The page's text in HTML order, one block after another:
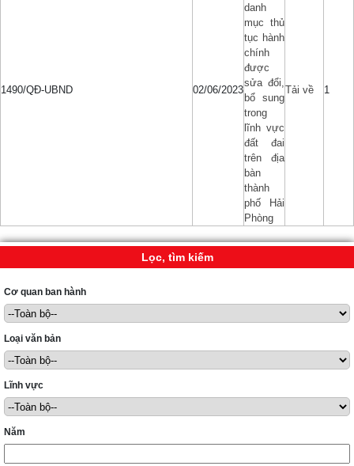
1490/QĐ-UBND 02/06/2023
danh
mục thủ
tục hành
chính
được
sửa đổi,
bổ sung
trong
lĩnh vực
đất đai
trên địa
bàn
thành
phố Hải
Phòng
Tải về 1
Lọc, tìm kiếm
Cơ quan ban hành
Loại văn bản
Lĩnh vực
Năm